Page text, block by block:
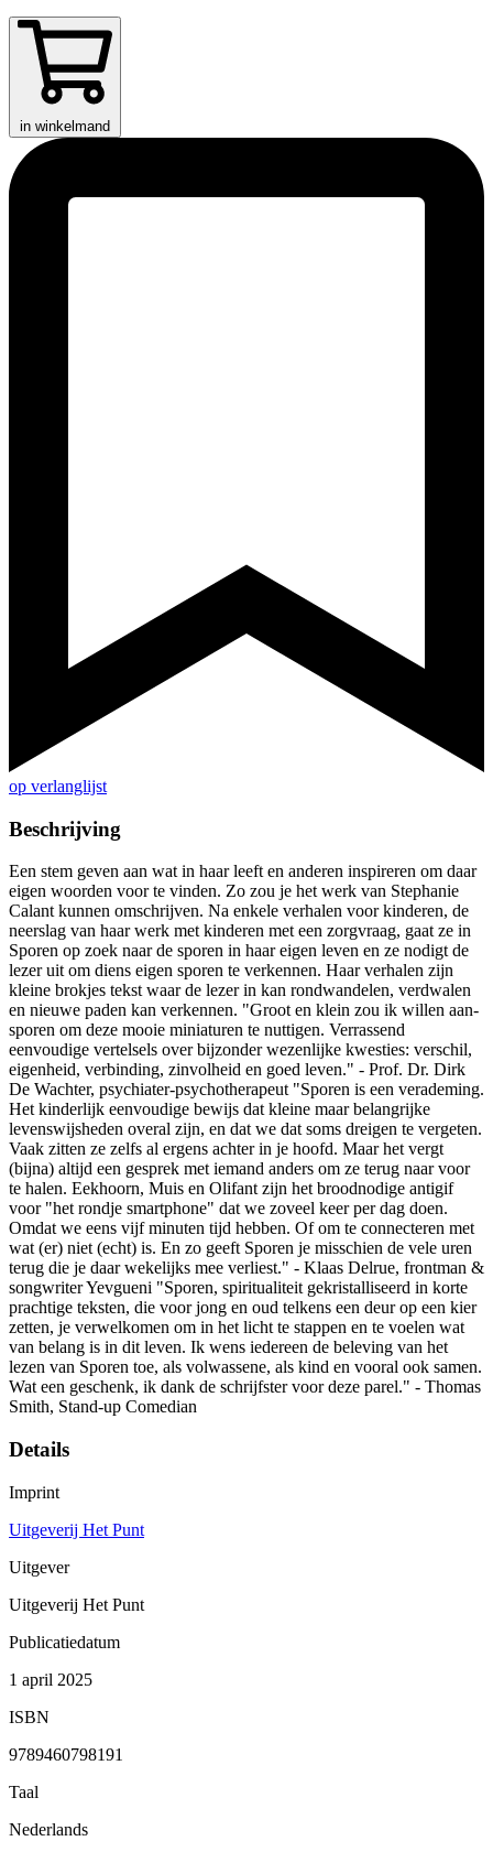
in winkelmand
op verlanglijst
Beschrijving
Een stem geven aan wat in haar leeft en anderen inspireren om daar
eigen woorden voor te vinden. Zo zou je het werk van Stephanie
Calant kunnen omschrijven. Na enkele verhalen voor kinderen, de
neerslag van haar werk met kinderen met een zorgvraag, gaat ze in
Sporen op zoek naar de sporen in haar eigen leven en ze nodigt de
lezer uit om diens eigen sporen te verkennen. Haar verhalen zijn
kleine brokjes tekst waar de lezer in kan rondwandelen, verdwalen
en nieuwe paden kan verkennen. "Groot en klein zou ik willen aan-
sporen om deze mooie miniaturen te nuttigen. Verrassend
eenvoudige vertelsels over bijzonder wezenlijke kwesties: verschil,
eigenheid, verbinding, zinvolheid en goed leven." - Prof. Dr. Dirk
De Wachter, psychiater-psychotherapeut "Sporen is een verademing.
Het kinderlijk eenvoudige bewijs dat kleine maar belangrijke
levenswijsheden overal zijn, en dat we dat soms dreigen te vergeten.
Vaak zitten ze zelfs al ergens achter in je hoofd. Maar het vergt
(bijna) altijd een gesprek met iemand anders om ze terug naar voor
te halen. Eekhoorn, Muis en Olifant zijn het broodnodige antigif
voor "het rondje smartphone" dat we zoveel keer per dag doen.
Omdat we eens vijf minuten tijd hebben. Of om te connecteren met
wat (er) niet (echt) is. En zo geeft Sporen je misschien de vele uren
terug die je daar wekelijks mee verliest." - Klaas Delrue, frontman &
songwriter Yevgueni "Sporen, spiritualiteit gekristalliseerd in korte
prachtige teksten, die voor jong en oud telkens een deur op een kier
zetten, je verwelkomen om in het licht te stappen en te voelen wat
van belang is in dit leven. Ik wens iedereen de beleving van het
lezen van Sporen toe, als volwassene, als kind en vooral ook samen.
Wat een geschenk, ik dank de schrijfster voor deze parel." - Thomas
Smith, Stand-up Comedian
Details
Imprint
Uitgeverij Het Punt
Uitgever
Uitgeverij Het Punt
Publicatiedatum
1 april 2025
ISBN
9789460798191
Taal
Nederlands